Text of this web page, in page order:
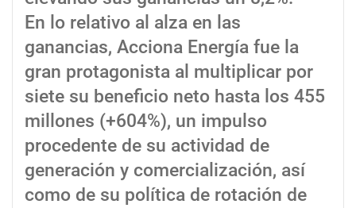
En lo relativo al alza en las
ganancias, Acciona Energía fue la
gran protagonista al multiplicar por
siete su beneficio neto hasta los 455
millones (+604%), un impulso
procedente de su actividad de
generación y comercialización, así
como de su política de rotación de